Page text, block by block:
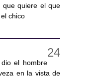
que quiere el que
chico
el hombre
en la vista de